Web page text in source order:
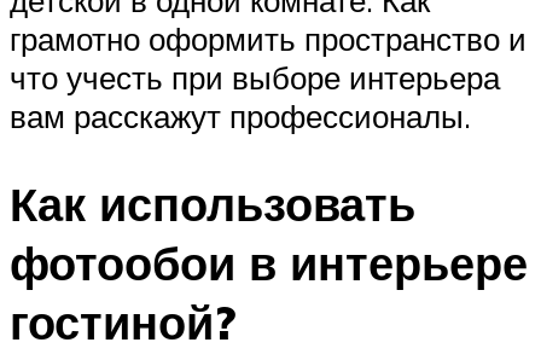
грамотно оформить пространство и
что учесть при выборе интерьера
вам расскажут профессионалы.
Как использовать
фотообои в интерьере
гостиной?